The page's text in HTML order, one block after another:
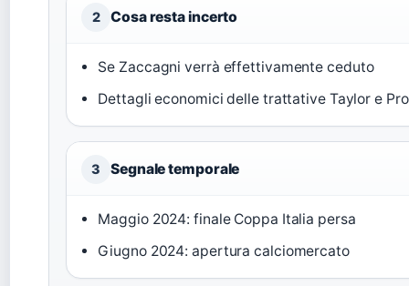
2 Cosa resta incerto
Se Zaccagni verrà effettivamente ceduto
Dettagli economici delle trattative Taylor e
3 Segnale temporale
Maggio 2024: finale Coppa Italia persa
Giugno 2024: apertura calciomercato